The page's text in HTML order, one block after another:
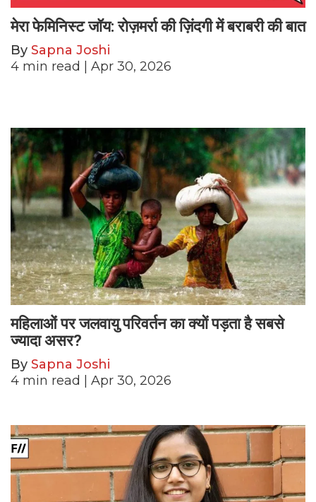
मेरा फेमिनिस्ट जॉय: रोज़मर्रा की ज़िंदगी में बराबरी की बात
By Sapna Joshi
4 min read | Apr 30, 2026
महिलाओं पर जलवायु परिवर्तन का क्यों पड़ता है सबसे
ज्यादा असर?
By Sapna Joshi
4 min read | Apr 30, 2026